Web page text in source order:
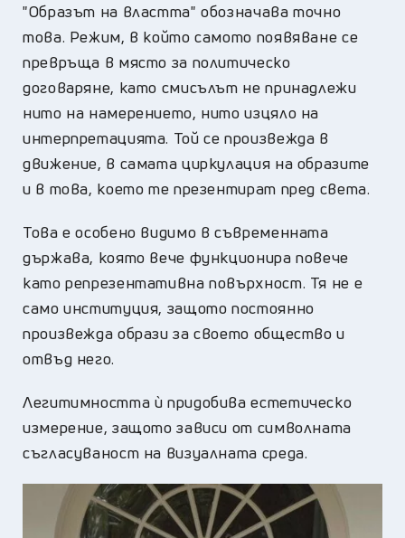
"Образът на властта" обозначава точно
това. Режим, в който самото появяване се
превръща в място за политическо
договаряне, като смисълът не принадлежи
нито на намерението, нито изцяло на
интерпретацията. Той се произвежда в
движение, в самата циркулация на образите
и в това, което те презентират пред света.
Това е особено видимо в съвременната
държава, която вече функционира повече
като репрезентативна повърхност. Тя не е
само институция, защото постоянно
произвежда образи за своето общество и
отвъд него.
Легитимността ѝ придобива естетическо
измерение, защото зависи от символната
съгласуваност на визуалната среда.